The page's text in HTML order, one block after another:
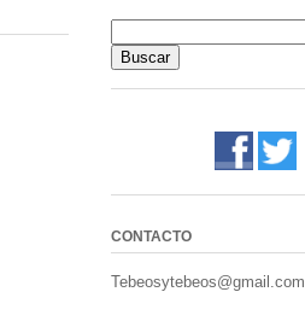
CONTACTO
Tebeosytebeos@gmail.com